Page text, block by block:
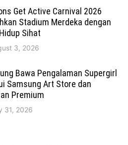
Get Active Carnival 2026
Stadium Merdeka dengan
Sihat
3, 2026
Bawa Pengalaman Supergirl
Samsung Art Store dan
Premium
31, 2026